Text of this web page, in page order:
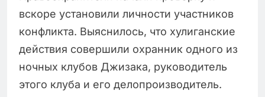
вскоре установили личности участников
конфликта. Выяснилось, что хулиганские
действия совершили охранник одного из
ночных клубов Джизака, руководитель
этого клуба и его делопроизводитель.